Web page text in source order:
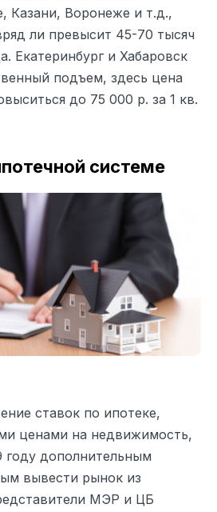
Казани, Воронеже и т.д.,
ли превысит 45-70 тысяч
Екатеринбург и Хабаровск
подъем, здесь цена
до 75 000 р. за 1 кв.
системе
ставок по ипотеке,
ценами на недвижимость,
году дополнительным
вывести рынок из
МЭР и ЦБ